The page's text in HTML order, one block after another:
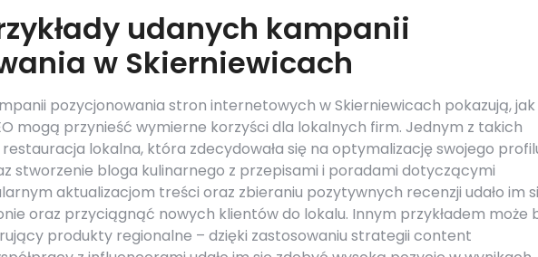
udanych kampanii
w Skierniewicach
pozycjonowania stron internetowych w Skierniewicach pokazują, jak
mogą przynieść wymierne korzyści dla lokalnych firm. Jednym z takich
lokalna, która zdecydowała się na optymalizację swojego
stworzenie bloga kulinarnego z przepisami i poradami dotyczącymi
aktualizacjom treści oraz zbieraniu pozytywnych recenzji udało im
oraz przyciągnąć nowych klientów do lokalu. Innym przykładem może
produkty regionalne – dzięki zastosowaniu strategii content